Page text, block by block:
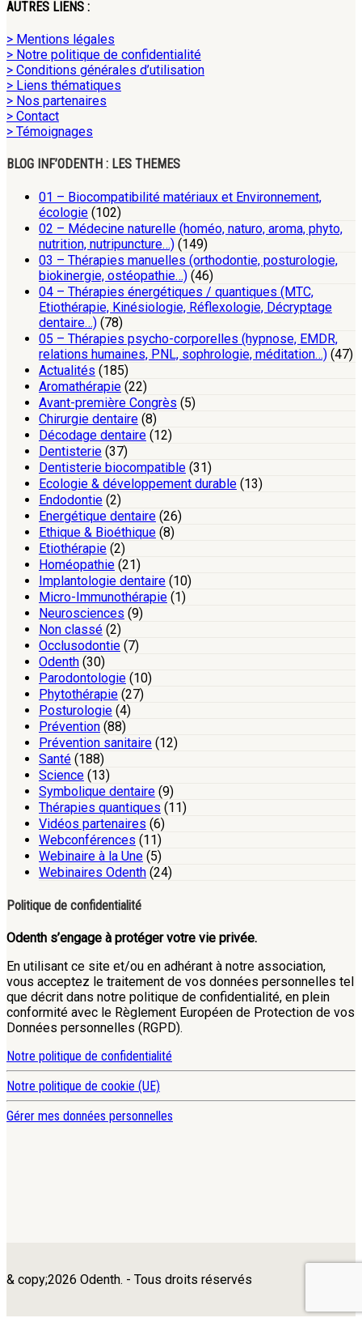
AUTRES LIENS :
> Mentions légales
> Notre politique de confidentialité
> Conditions générales d’utilisation
> Liens thématiques
> Nos partenaires
> Contact
> Témoignages
BLOG INF’ODENTH : LES THEMES
01 – Biocompatibilité matériaux et Environnement,
écologie (102)
02 – Médecine naturelle (homéo, naturo, aroma, phyto,
nutrition, nutripuncture…) (149)
03 – Thérapies manuelles (orthodontie, posturologie,
biokinergie, ostéopathie…) (46)
04 – Thérapies énergétiques / quantiques (MTC,
Etiothérapie, Kinésiologie, Réflexologie, Décryptage
dentaire…) (78)
05 – Thérapies psycho-corporelles (hypnose, EMDR,
relations humaines, PNL, sophrologie, méditation…) (47)
Actualités (185)
Aromathérapie (22)
Avant-première Congrès (5)
Chirurgie dentaire (8)
Décodage dentaire (12)
Dentisterie (37)
Dentisterie biocompatible (31)
Ecologie & développement durable (13)
Endodontie (2)
Energétique dentaire (26)
Ethique & Bioéthique (8)
Etiothérapie (2)
Homéopathie (21)
Implantologie dentaire (10)
Micro-Immunothérapie (1)
Neurosciences (9)
Non classé (2)
Occlusodontie (7)
Odenth (30)
Parodontologie (10)
Phytothérapie (27)
Posturologie (4)
Prévention (88)
Prévention sanitaire (12)
Santé (188)
Science (13)
Symbolique dentaire (9)
Thérapies quantiques (11)
Vidéos partenaires (6)
Webconférences (11)
Webinaire à la Une (5)
Webinaires Odenth (24)
Politique de confidentialité
Odenth s’engage à protéger votre vie privée.
En utilisant ce site et/ou en adhérant à notre association,
vous acceptez le traitement de vos données personnelles tel
que décrit dans notre politique de confidentialité, en plein
conformité avec le Règlement Européen de Protection de vos
Données personnelles (RGPD).
Notre politique de confidentialité
Notre politique de cookie (UE)
Gérer mes données personnelles
& copy;2026 Odenth. - Tous droits réservés